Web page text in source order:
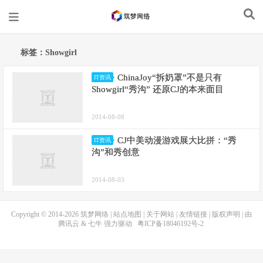
标签：Showgirl
IT资讯
ChinaJoy“拆奶罩”不是只有
Showgirl“秀沟” 还原CJ的本来面目
2014-08-08
IT资讯
CJ中美动漫游戏展大比拼：“秀
沟”和秀创意
2014-08-03
Copyright © 2014-2026 筑梦网络 站点地图 关于网站 友情链接 版权声明
| 由
腾讯云 & 七牛强力驱动 粤ICP备18046192号-2